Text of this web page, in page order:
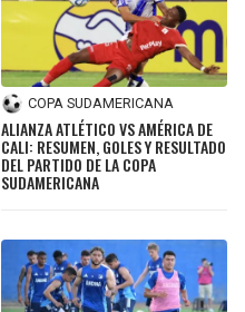
COPA SUDAMERICANA
ALIANZA ATLÉTICO VS AMÉRICA DE
CALI: RESUMEN, GOLES Y RESULTADO
DEL PARTIDO DE LA COPA
SUDAMERICANA